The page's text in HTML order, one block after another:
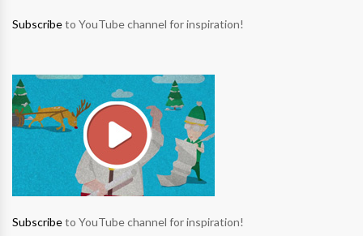
Subscribeto YouTube channel for inspiration!
Subscribeto YouTube channel for inspiration!